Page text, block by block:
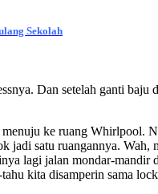
Sekolah
Dan setelah ganti
ke ruang
jadi satu ruangannya.
lagi jalan mondar-
kita disamperin sama